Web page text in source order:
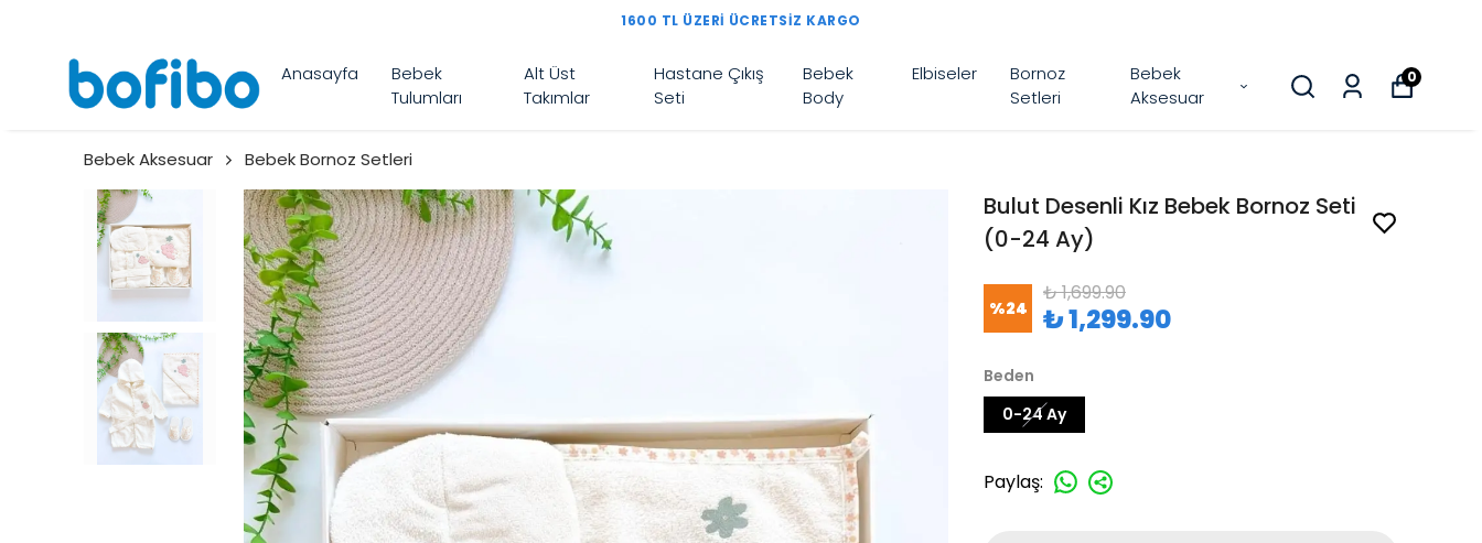
1600 TL ÜZERI ÜCRETSIZ KARGO
Anasayfa
Bebek
Tulumları
Alt Üst
Takımlar
Hastane Çıkış
Seti
Bebek
Body
Elbiseler
Bornoz
Setleri
Bebek
Aksesuar
0
Bebek Aksesuar Bebek Bornoz Setleri
Bulut Desenli Kız Bebek Bornoz Seti
(0-24 Ay)
%24
₺ 1,699.90
₺ 1,299.90
Beden
0-24 Ay
Paylaş: